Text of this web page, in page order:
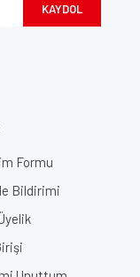
KAYDOL
Formu
Bildirimi